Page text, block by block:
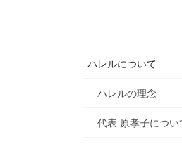
ハレルについて
ハレルの理念
代表 原孝子につい